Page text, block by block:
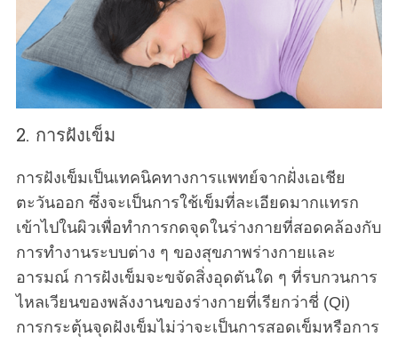
2. การฝังเข็ม
การฝังเข็มเป็นเทคนิคทางการแพทย์จากฝั่งเอเชีย
ตะวันออก ซึ่งจะเป็นการใช้เข็มที่ละเอียดมากแทรก
เข้าไปในผิวเพื่อทำการกดจุดในร่างกายที่สอดคล้องกับ
การทำงานระบบต่าง ๆ ของสุขภาพร่างกายและ
อารมณ์ การฝังเข็มจะขจัดสิ่งอุดตันใด ๆ ที่รบกวนการ
ไหลเวียนของพลังงานของร่างกายที่เรียกว่าชี่ (Qi)
การกระตุ้นจุดฝังเข็มไม่ว่าจะเป็นการสอดเข็มหรือการ